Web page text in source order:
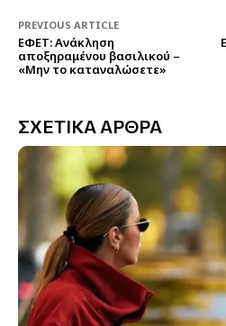
PREVIOUS ARTICLE
ΕΦΕΤ: Ανάκληση
αποξηραμένου βασιλικού –
«Μην το καταναλώσετε»
ΣΧΕΤΙΚΑ ΑΡΘΡΑ